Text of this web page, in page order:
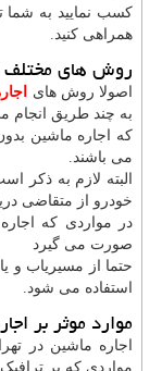
کسب نمایید به شما
همراهی کنید.
روش های مختلف
اصولا روش های
به چند طریق انجام
که اجاره ماشین
می باشند.
البته لازم به ذکر
خودرو از متقاضی
در مواردی که
صورت می گیرد
حتما از مسیریاب و
استفاده می شود.
موارد موثر بر
اجاره ماشین در
مواردی که بر ترافیک